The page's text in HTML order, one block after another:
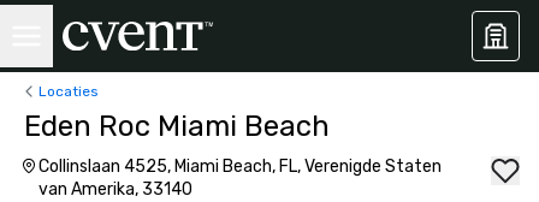
Locaties
Eden Roc Miami Beach
Collinslaan 4525, Miami Beach, FL, Verenigde Staten
van Amerika, 33140